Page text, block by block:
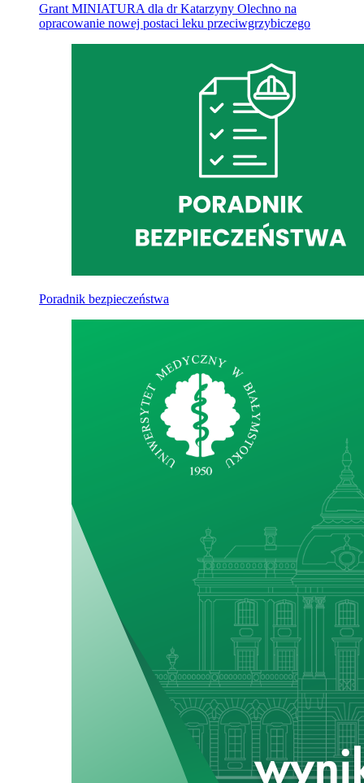
Grant MINIATURA dla dr Katarzyny Olechno na
opracowanie nowej postaci leku przeciwgrzybiczego
Poradnik bezpieczeństwa